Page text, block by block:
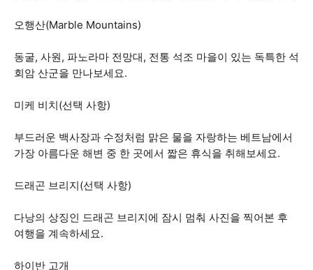
오행산(Marble Mountains)
동굴, 사원, 파노라마 전망대, 전통 석조 마을이 있는 독특한 석
회암 산군을 만나보세요.
미케 비치(선택 사항)
부드러운 백사장과 수정처럼 맑은 물을 자랑하는 베트남에서
가장 아름다운 해변 중 한 곳에서 짧은 휴식을 취해보세요.
드래곤 브리지(선택 사항)
다낭의 상징인 드래곤 브리지에 잠시 멈춰 사진을 찍어본 후
여행을 계속하세요.
하이반 고개